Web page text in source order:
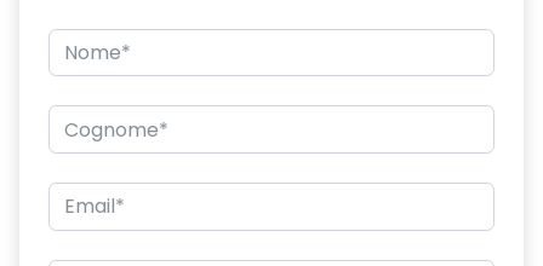
Riconoscimento segnali stradali
Sedili anteriori regolabili
Sedili regolabili
Sistema di assistenza al mantenimento della corsia